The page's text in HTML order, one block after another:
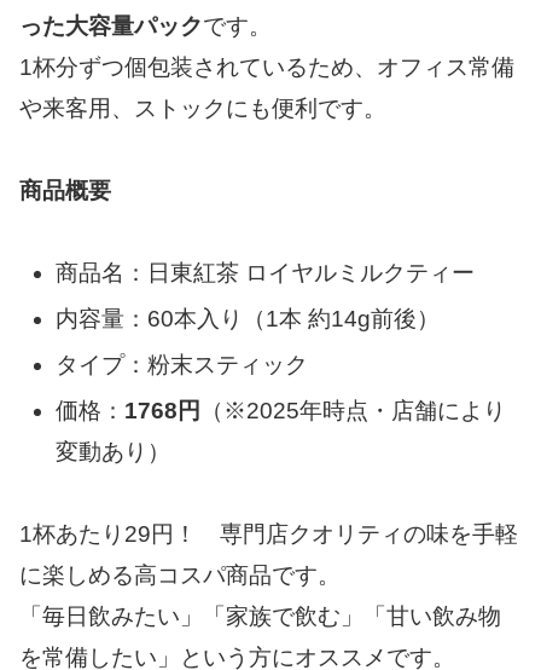
った大容量パックです。
1杯分ずつ個包装されているため、オフィス常備
や来客用、ストックにも便利です。
商品概要
商品名：日東紅茶 ロイヤルミルクティー
内容量：60本入り（1本 約14g前後）
タイプ：粉末スティック
価格： 1768円
（※2025年時点・店舗により
変動あり）
1杯あたり29円！ 専門店クオリティの味を手軽
に楽しめる高コスパ商品です。
「毎日飲みたい」「家族で飲む」「甘い飲み物
を常備したい」という方にオススメです。